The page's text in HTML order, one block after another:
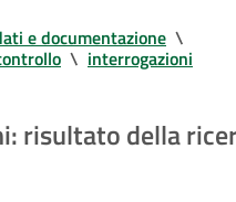
e documentazione \
\ interrogazioni
risultato della